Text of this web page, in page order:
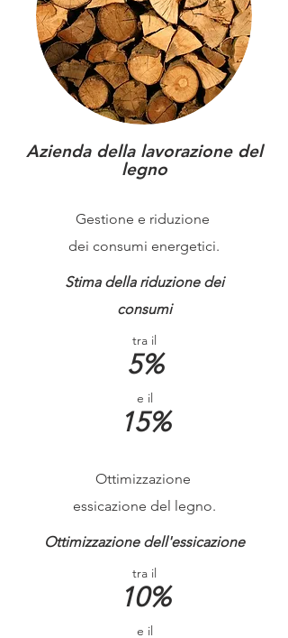
Azienda della lavorazione del
legno
Gestione e riduzione
dei consumi energetici.
Stima della riduzione dei
consumi
tra il
5%
e il
15%
Ottimizzazione
essicazione del legno.
Ottimizzazione dell'essicazione
tra il
10%
e il